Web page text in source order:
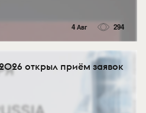
4 Авг 294
2026 открыл приём заявок